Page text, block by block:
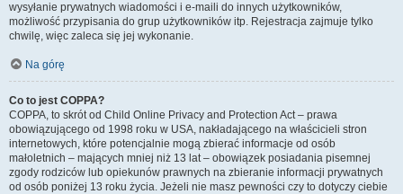
wysyłanie prywatnych wiadomości i e-maili do innych użytkowników,
możliwość przypisania do grup użytkowników itp. Rejestracja zajmuje tylko
chwilę, więc zaleca się jej wykonanie.
Na górę
Co to jest COPPA?
COPPA, to skrót od Child Online Privacy and Protection Act – prawa
obowiązującego od 1998 roku w USA, nakładającego na właścicieli stron
internetowych, które potencjalnie mogą zbierać informacje od osób
małoletnich – mających mniej niż 13 lat – obowiązek posiadania pisemnej
zgody rodziców lub opiekunów prawnych na zbieranie informacji prywatnych
od osób poniżej 13 roku życia. Jeżeli nie masz pewności czy to dotyczy ciebie